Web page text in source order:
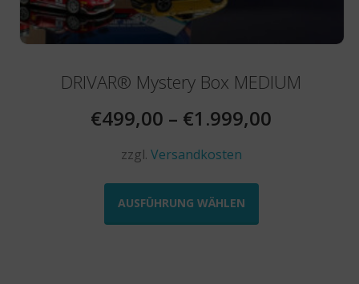
DRIVAR® Mystery Box MEDIUM
€499,00 – €1.999,00
zzgl. Versandkosten
AUSFÜHRUNG WÄHLEN
Dieses